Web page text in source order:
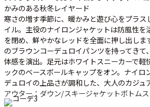
かみのある秋冬レイヤード
寒さの増す季節に、暖かみと遊び心をプラス
イル。主役のナイロンジャケットは防風性を
を閉め、鮮やかなレッドを全面に押し出しま
のブラウンコーデュロイパンツを持ってきて
体感を演出。足元はホワイトスニーカーで軽
ックのベースボールキャップをオン。ナイロ
デュロイの上品さが調和した、大人のカジュ
アウター：ダウン/スキージャケットボトム